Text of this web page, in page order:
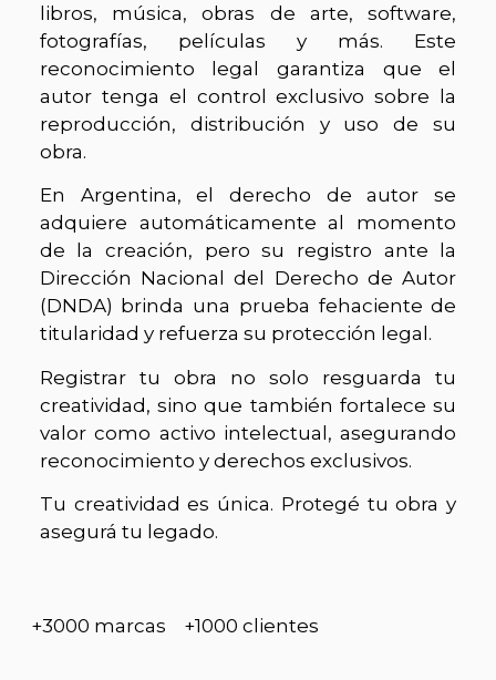
libros, música, obras de arte, software,
fotografías, películas y más. Este
reconocimiento legal garantiza que el
autor tenga el control exclusivo sobre la
reproducción, distribución y uso de su
obra.
En Argentina, el derecho de autor se
adquiere automáticamente al momento
de la creación, pero su registro ante la
Dirección Nacional del Derecho de Autor
(DNDA) brinda una prueba fehaciente de
titularidad y refuerza su protección legal.
Registrar tu obra no solo resguarda tu
creatividad, sino que también fortalece su
valor como activo intelectual, asegurando
reconocimiento y derechos exclusivos.
Tu creatividad es única. Protegé tu obra y
asegurá tu legado.
+3000 marcas +1000 clientes